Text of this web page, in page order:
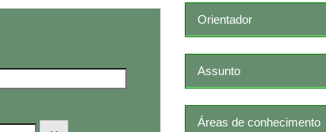
Orientador
Assunto
Áreas de conhecimento